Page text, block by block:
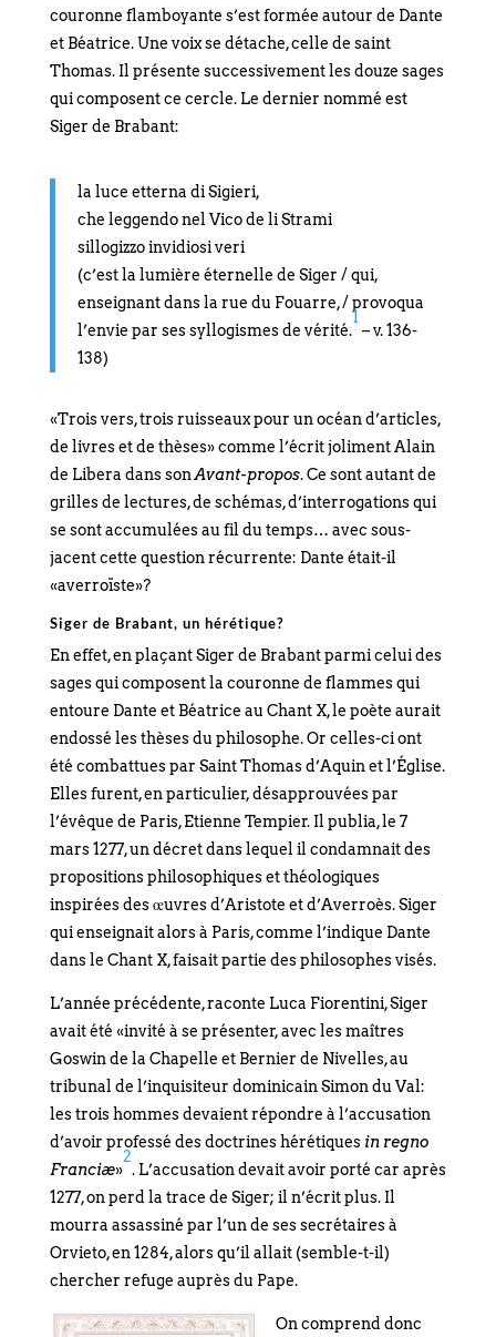
couronne flamboyante s’est formée autour de Dante
et Béatrice. Une voix se détache, celle de saint
Thomas. Il présente successivement les douze sages
qui composent ce cercle. Le dernier nommé est
Siger de Brabant:
la luce etterna di Sigieri,
che leggendo nel Vico de li Strami
sillogizzo invidiosi veri
(c’est la lumière éternelle de Siger / qui,
enseignant dans la rue du Fouarre, / provoqua
l’envie par ses syllogismes de vérité.
1
– v. 136-
138)
«Trois vers, trois ruisseaux pour un océan d’articles,
de livres et de thèses» comme l’écrit joliment Alain
de Libera dans sonAvant-propos. Ce sont autant de
grilles de lectures, de schémas, d’interrogations qui
se sont accumulées au fil du temps… avec sous-
jacent cette question récurrente: Dante était-il
«averroïste»?
Siger de Brabant, un hérétique?
En effet, en plaçant Siger de Brabant parmi celui des
sages qui composent la couronne de flammes qui
entoure Dante et Béatrice au Chant X, le poète aurait
endossé les thèses du philosophe. Or celles-ci ont
été combattues par Saint Thomas d’Aquin et l’Église.
Elles furent, en particulier, désapprouvées par
l’évêque de Paris, Etienne Tempier. Il publia, le 7
mars 1277, un décret dans lequel il condamnait des
propositions philosophiques et théologiques
inspirées des œuvres d’Aristote et d’Averroès. Siger
qui enseignait alors à Paris, comme l’indique Dante
dans le Chant X, faisait partie des philosophes visés.
L’année précédente, raconte Luca Fiorentini, Siger
avait été «invité à se présenter, avec les maîtres
Goswin de la Chapelle et Bernier de Nivelles, au
tribunal de l’inquisiteur dominicain Simon du Val:
les trois hommes devaient répondre à l’accusation
d’avoir professé des doctrines hérétiques in regno
Franciæ»
2
. L’accusation devait avoir porté car après
1277, on perd la trace de Siger; il n’écrit plus. Il
mourra assassiné par l’un de ses secrétaires à
Orvieto, en 1284, alors qu’il allait (semble-t-il)
chercher refuge auprès du Pape.
On comprend donc